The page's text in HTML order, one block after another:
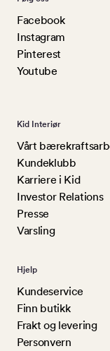
Facebook
Instagram
Pinterest
Youtube
Kid Interiør
Vårt
Kundeklubb
Karriere i Kid
Investor Relations
Presse
Varsling
Hjelp
Kundeservice
Finn butikk
Frakt og levering
Personvern